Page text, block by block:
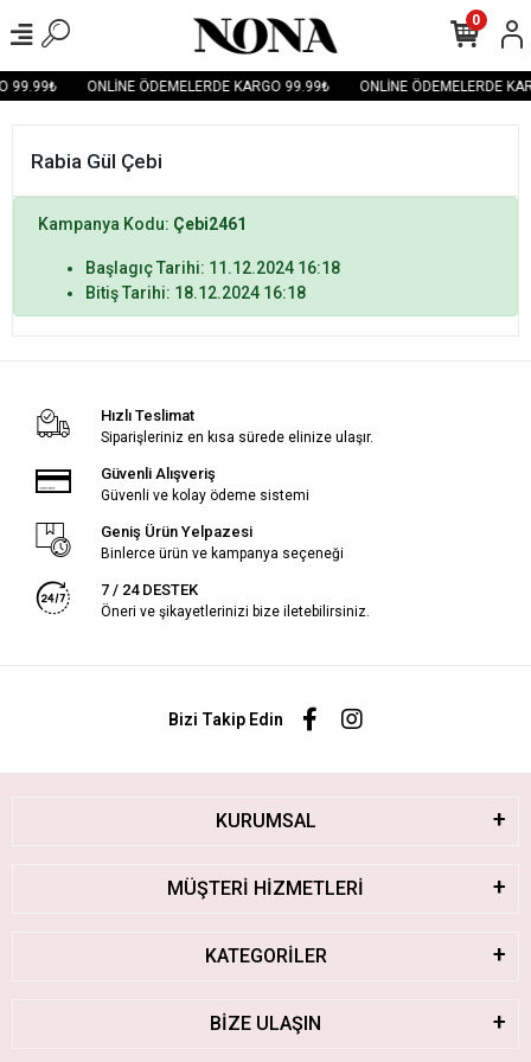
99.99₺ ONLİNE ÖDEMELERDE KARGO 99.99₺ ONLİNE ÖDEMELERDE
0
Rabia Gül Çebi
Kampanya Kodu: Çebi2461
Başlagıç Tarihi: 11.12.2024 16:18
Bitiş Tarihi: 18.12.2024 16:18
Hızlı Teslimat
Siparişleriniz en kısa sürede elinize ulaşır.
Güvenli Alışveriş
Güvenli ve kolay ödeme sistemi
Geniş Ürün Yelpazesi
Binlerce ürün ve kampanya seçeneği
7 / 24 DESTEK
Öneri ve şikayetlerinizi bize iletebilirsiniz.
Bizi Takip Edin
KURUMSAL
MÜŞTERİ HİZMETLERİ
KATEGORİLER
BİZE ULAŞIN